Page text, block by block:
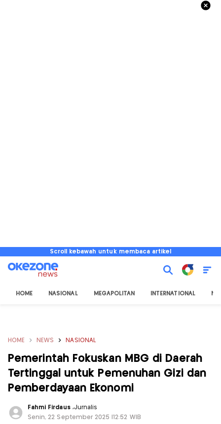
Scroll kebawah untuk membaca artikel
HOME NASIONAL MEGAPOLITAN INTERNATIONAL
HOME NEWS NASIONAL
Pemerintah Fokuskan MBG di Daerah
Tertinggal untuk Pemenuhan Gizi dan
Pemberdayaan Ekonomi
Fahmi Firdaus ,Jurnalis
Senin, 22 September 2025 |12:52 WIB